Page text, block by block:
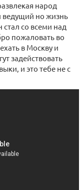
народ
ведущий но жизнь
со всеми над
пожаловать во
в Москву и
задействовать
и это тебе не с